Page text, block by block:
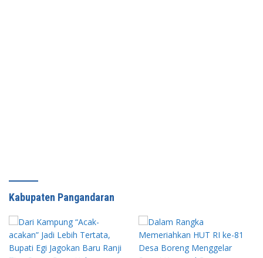
Kabupaten Pangandaran